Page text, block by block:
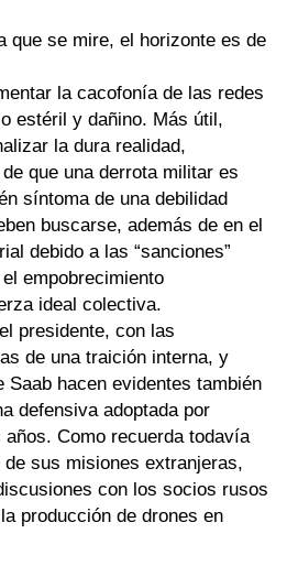
que se mire, el horizonte es de
la cacofonía de las redes
estéril y dañino. Más útil,
la dura realidad,
que una derrota militar es
síntoma de una debilidad
buscarse, además de en el
debido a las “sanciones”
empobrecimiento
ideal colectiva.
presidente, con las
de una traición interna, y
Saab hacen evidentes también
defensiva adoptada por
Como recuerda todavía
sus misiones extranjeras,
con los socios rusos
producción de drones en